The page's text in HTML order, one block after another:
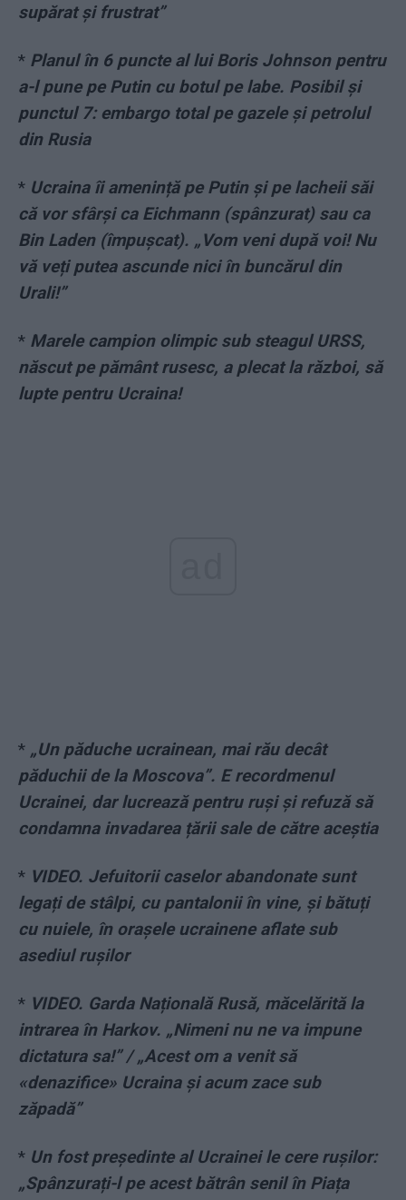
supărat și frustrat”
* Planul în 6 puncte al lui Boris Johnson pentru
a-l pune pe Putin cu botul pe labe. Posibil și
punctul 7: embargo total pe gazele și petrolul
din Rusia
* Ucraina îi amenință pe Putin și pe lacheii săi
că vor sfârși ca Eichmann (spânzurat) sau ca
Bin Laden (împușcat). „Vom veni după voi! Nu
vă veți putea ascunde nici în buncărul din
Urali!”
* Marele campion olimpic sub steagul URSS,
născut pe pământ rusesc, a plecat la război, să
lupte pentru Ucraina!
* „Un păduche ucrainean, mai rău decât
păduchii de la Moscova”. E recordmenul
Ucrainei, dar lucrează pentru ruși și refuză să
condamna invadarea țării sale de către aceștia
* VIDEO. Jefuitorii caselor abandonate sunt
legați de stâlpi, cu pantalonii în vine, și bătuți
cu nuiele, în orașele ucrainene aflate sub
asediul rușilor
* VIDEO. Garda Națională Rusă, măcelărită la
intrarea în Harkov. „Nimeni nu ne va impune
dictatura sa!” / „Acest om a venit să
«denazifice» Ucraina și acum zace sub
zăpadă”
* Un fost președinte al Ucrainei le cere rușilor:
„Spânzurați-l pe acest bătrân senil în Piața